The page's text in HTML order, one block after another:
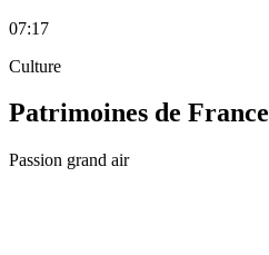
07:17
Culture
Patrimoines de France
Passion grand air